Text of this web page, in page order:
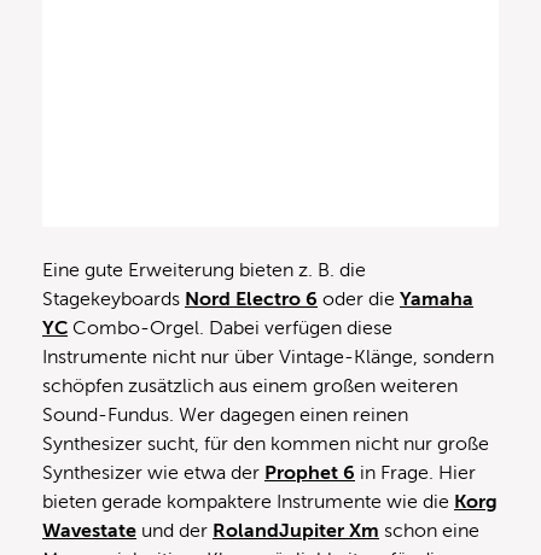
Eine gute Erweiterung bieten z. B. die
Stagekeyboards Nord Electro 6 oder die Yamaha
YC Combo-Orgel. Dabei verfügen diese
Instrumente nicht nur über Vintage-Klänge, sondern
schöpfen zusätzlich aus einem großen weiteren
Sound-Fundus. Wer dagegen einen reinen
Synthesizer sucht, für den kommen nicht nur große
Synthesizer wie etwa der Prophet 6 in Frage. Hier
bieten gerade kompaktere Instrumente wie die Korg
Wavestate und der RolandJupiter Xm schon eine